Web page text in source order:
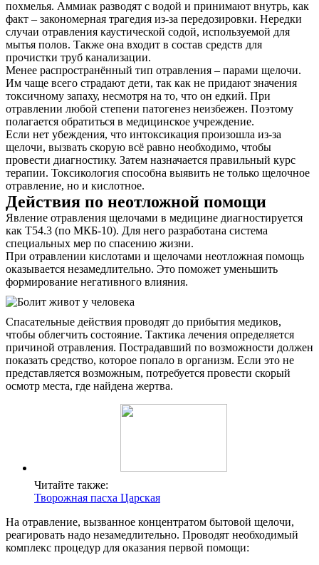
похмелья. Аммиак разводят с водой и принимают внутрь, как
факт – закономерная трагедия из-за передозировки. Нередки
случаи отравления каустической содой, используемой для
мытья полов. Также она входит в состав средств для
прочистки труб канализации.
Менее распространённый тип отравления – парами щелочи.
Им чаще всего страдают дети, так как не придают значения
токсичному запаху, несмотря на то, что он едкий. При
отравлении любой степени патогенез неизбежен. Поэтому
полагается обратиться в медицинское учреждение.
Если нет убеждения, что интоксикация произошла из-за
щелочи, вызвать скорую всё равно необходимо, чтобы
провести диагностику. Затем назначается правильный курс
терапии. Токсикология способна выявить не только щелочное
отравление, но и кислотное.
Действия по неотложной помощи
Явление отравления щелочами в медицине диагностируется
как T54.3 (по МКБ-10). Для него разработана система
специальных мер по спасению жизни.
При отравлении кислотами и щелочами неотложная помощь
оказывается незамедлительно. Это поможет уменьшить
формирование негативного влияния.
Спасательные действия проводят до прибытия медиков,
чтобы облегчить состояние. Тактика лечения определяется
причиной отравления. Пострадавший по возможности должен
показать средство, которое попало в организм. Если это не
представляется возможным, потребуется провести скорый
осмотр места, где найдена жертва.
Читайте также:
Творожная пасха Царская
На отравление, вызванное концентратом бытовой щелочи,
реагировать надо незамедлительно. Проводят необходимый
комплекс процедур для оказания первой помощи: